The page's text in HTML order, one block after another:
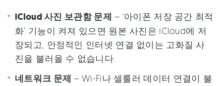
iCloud 사진 보관함 문제 – ‘아이폰 저장 공간 최적
화’ 기능이 켜져 있으면 원본 사진은 iCloud에 저
장되고, 안정적인 인터넷 연결 없이는 고화질 사
진을 불러올 수 없습니다.
네트워크 문제 – Wi-Fi나 셀룰러 데이터 연결이 불